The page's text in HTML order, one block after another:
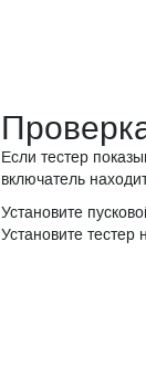
Если тестер
включатель
Установите
Установите